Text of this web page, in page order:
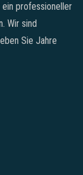
ein professioneller
Wir sind
Sie Jahre